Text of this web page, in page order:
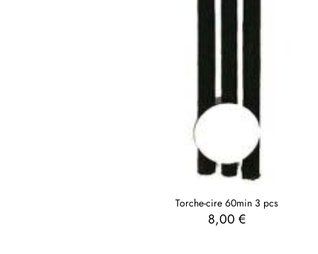
Torche-cire 60min 3 pcs
8,00 €